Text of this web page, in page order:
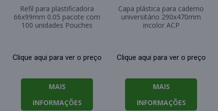
Refil para plastificadora
66x99mm 0.05 pacote com
100 unidades Pouches
Clique aqui para ver o preço
MAIS
INFORMAÇÕES
Capa plástica para caderno
universitário 290x470mm
incolor ACP
Clique aqui para ver o preço
MAIS
INFORMAÇÕES